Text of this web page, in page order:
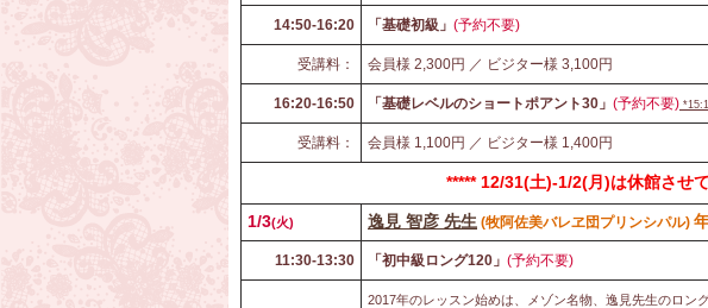
14:50-16:20 「基礎初級」 (予約不要)
受講料： 会員様 2,300円 ／ ビジター様 3,100円
16:20-16:50 「基礎レベルのショートポアント30」 (予約不要)
受講料： 会員様 1,100円 ／ ビジター様 1,400円
***** 12/31(土)-1/2(月)は休館させ
1/3(火) 逸見 智彦 先生 (牧阿佐美バレヱ団プリンシパル)
11:30-13:30 「初中級ロング120」 (予約不要)
2017年のレッスン始めは、メゾン名物、逸見先生のロン